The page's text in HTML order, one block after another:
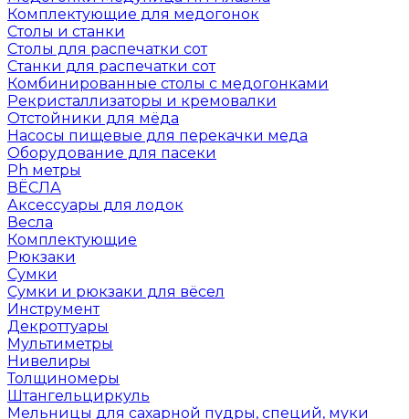
Комплектующие для медогонок
Столы и станки
Столы для распечатки сот
Станки для распечатки сот
Комбинированные столы с медогонками
Рекристаллизаторы и кремовалки
Отстойники для мёда
Насосы пищевые для перекачки меда
Оборудование для пасеки
Ph метры
ВЁСЛА
Аксессуары для лодок
Весла
Комплектующие
Рюкзаки
Сумки
Сумки и рюкзаки для вёсел
Инструмент
Декроттуары
Мультиметры
Нивелиры
Толщиномеры
Штангельциркуль
Мельницы для сахарной пудры, специй, муки